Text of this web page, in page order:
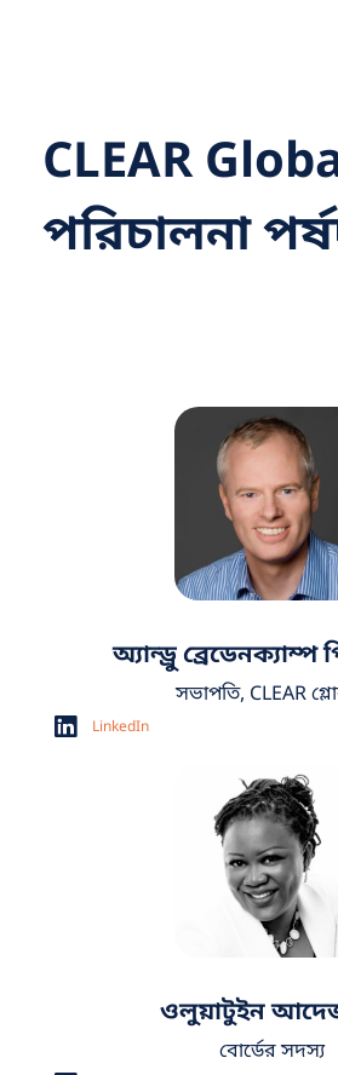
CLEAR
পরিচালনা
অ্যান্ড্রু ব্রেডেনক্যাম্প
সভাপতি, CLEAR
LinkedIn
ওলুয়াটুইন
বোর্ডের সদস্য